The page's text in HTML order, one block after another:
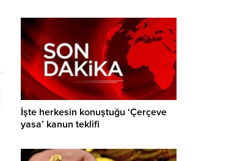
İşte herkesin konuştuğu ‘Çerçeve
yasa’ kanun teklifi